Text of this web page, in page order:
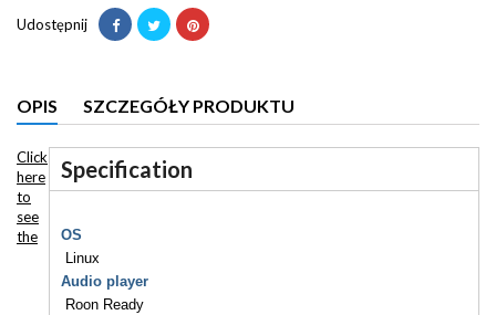
Udostępnij
OPIS SZCZEGÓŁY PRODUKTU
Specification
OS
Linux
Audio player
Roon Ready
Click
here
to
see
the